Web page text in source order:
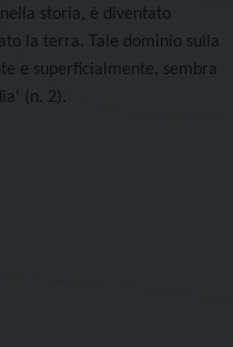
storia, è diventato
la terra. Tale dominio sulla
e superficialmente, sembra
(n. 2).